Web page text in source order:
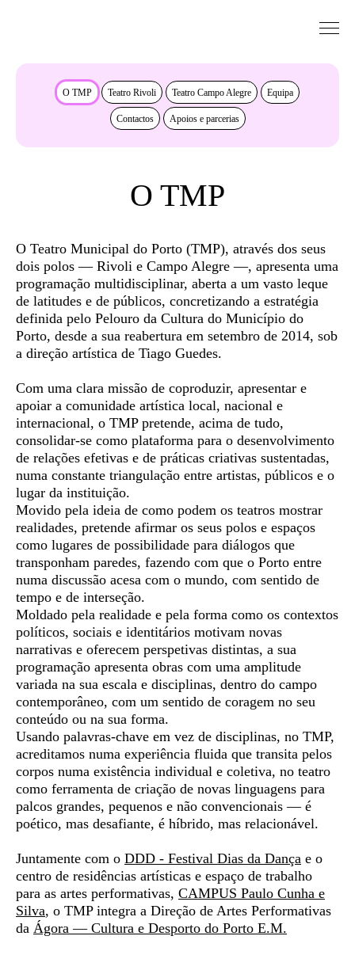
O TMP Teatro Rivoli Teatro Campo Alegre Equipa
Contactos Apoios e parcerias
O TMP
O Teatro Municipal do Porto (TMP), através dos seus
dois polos — Rivoli e Campo Alegre —, apresenta uma
programação multidisciplinar, aberta a um vasto leque
de latitudes e de públicos, concretizando a estratégia
definida pelo Pelouro da Cultura do Município do
Porto, desde a sua reabertura em setembro de 2014, sob
a direção artística de Tiago Guedes.
Com uma clara missão de coproduzir, apresentar e
apoiar a comunidade artística local, nacional e
internacional, o TMP pretende, acima de tudo,
consolidar-se como plataforma para o desenvolvimento
de relações efetivas e de práticas criativas sustentadas,
numa constante triangulação entre artistas, públicos e o
lugar da instituição.
Movido pela ideia de como podem os teatros mostrar
realidades, pretende afirmar os seus polos e espaços
como lugares de possibilidade para diálogos que
transponham paredes, fazendo com que o Porto entre
numa discussão acesa com o mundo, com sentido de
tempo e de interseção.
Moldado pela realidade e pela forma como os contextos
políticos, sociais e identitários motivam novas
narrativas e oferecem perspetivas distintas, a sua
programação apresenta obras com uma amplitude
variada na sua escala e disciplinas, dentro do campo
contemporâneo, com um sentido de coragem no seu
conteúdo ou na sua forma.
Usando palavras-chave em vez de disciplinas, no TMP,
acreditamos numa experiência fluida que transita pelos
corpos numa existência individual e coletiva, no teatro
como ferramenta de criação de novas linguagens para
palcos grandes, pequenos e não convencionais — é
poético, mas desafiante, é híbrido, mas relacionável.
Juntamente com o DDD - Festival Dias da Dança e o
centro de residências artísticas e espaço de trabalho
para as artes performativas, CAMPUS Paulo Cunha e
Silva, o TMP integra a Direção de Artes Performativas
da Ágora — Cultura e Desporto do Porto E.M.